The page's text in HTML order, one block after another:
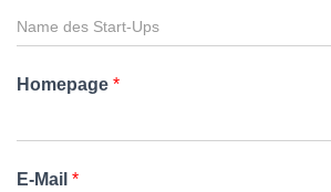
Homepage *
E-Mail *